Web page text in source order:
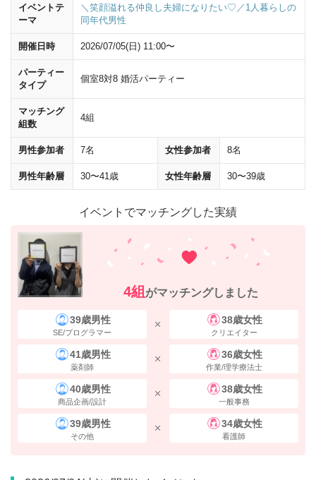
イベントテ
ーマ
＼笑顔溢れる仲良し夫婦になりたい♡／1人暮らしの
同年代男性
開催日時 2026/07/05(日) 11:00〜
パーティー
タイプ
個室8対8 婚活パーティー
マッチング
組数
4組
男性参加者 7名 女性参加者 8名
男性年齢層 30〜41歳 女性年齢層 30〜39歳
イベントでマッチングした実績
4組がマッチングしました
39歳男性
SE/プログラマー
38歳女性
クリエイター
41歳男性
薬剤師
36歳女性
作業/理学療法士
40歳男性
商品企画/設計
38歳女性
一般事務
39歳男性
その他
34歳女性
看護師